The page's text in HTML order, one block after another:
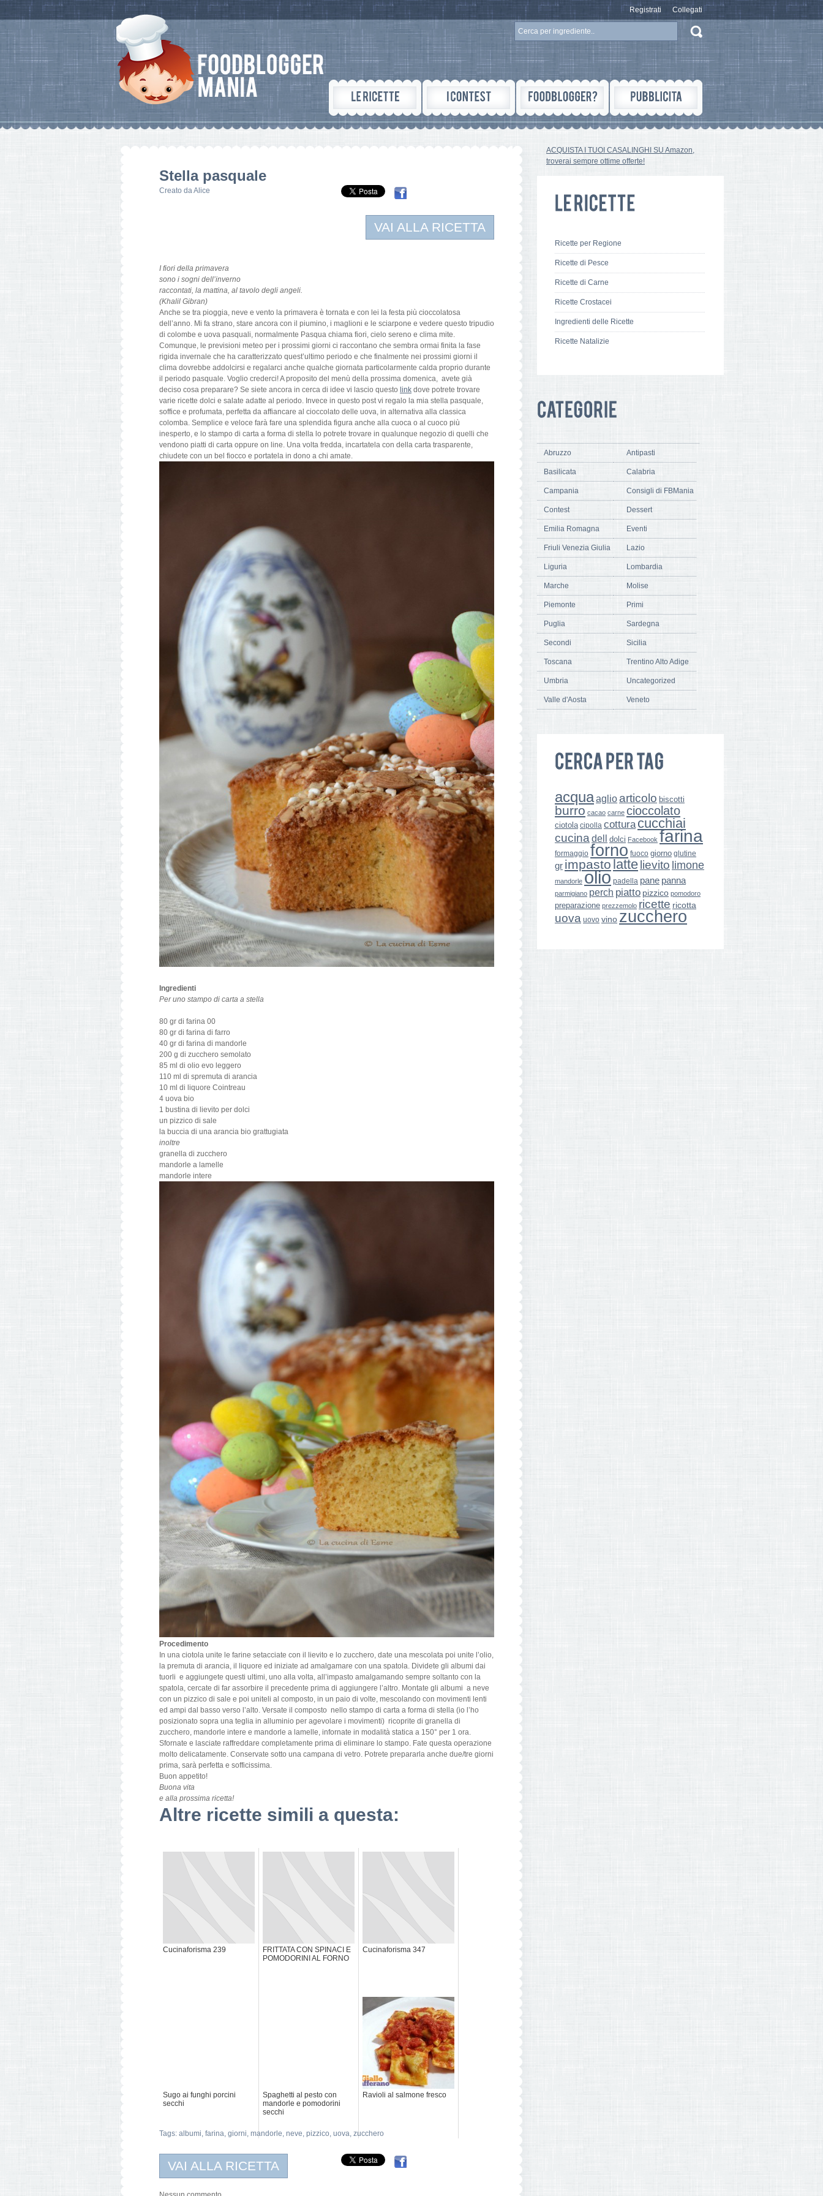
Registrati Collegati
Stella pasquale
Creato daAlice
VAI ALLA RICETTA
I fiori della primavera
sono i sogni dell’inverno
raccontati, la mattina, al tavolo degli angeli.
(Khalil Gibran)
Anche se tra pioggia, neve e vento la primavera è tornata e con lei la festa più cioccolatosa
dell’anno. Mi fa strano, stare ancora con il piumino, i maglioni e le sciarpone e vedere questo tripudio
di colombe e uova pasquali, normalmente Pasqua chiama fiori, cielo sereno e clima mite.
Comunque, le previsioni meteo per i prossimi giorni ci raccontano che sembra ormai finita la fase
rigida invernale che ha caratterizzato quest’ultimo periodo e che finalmente nei prossimi giorni il
clima dovrebbe addolcirsi e regalarci anche qualche giornata particolarmente calda proprio durante
il periodo pasquale. Voglio crederci! A proposito del menù della prossima domenica, avete già
deciso cosa preparare? Se siete ancora in cerca di idee vi lascio questo link dove potrete trovare
varie ricette dolci e salate adatte al periodo. Invece in questo post vi regalo la mia stella pasquale,
soffice e profumata, perfetta da affiancare al cioccolato delle uova, in alternativa alla classica
colomba. Semplice e veloce farà fare una splendida figura anche alla cuoca o al cuoco più
inesperto, e lo stampo di carta a forma di stella lo potrete trovare in qualunque negozio di quelli che
vendono piatti di carta oppure on line. Una volta fredda, incartatela con della carta trasparente,
chiudete con un bel fiocco e portatela in dono a chi amate.
Ingredienti
Per uno stampo di carta a stella
80 gr di farina 00
80 gr di farina di farro
40 gr di farina di mandorle
200 g di zucchero semolato
85 ml di olio evo leggero
110 ml di spremuta di arancia
10 ml di liquore Cointreau
4 uova bio
1 bustina di lievito per dolci
un pizzico di sale
la buccia di una arancia bio grattugiata
inoltre
granella di zucchero
mandorle a lamelle
mandorle intere
Procedimento
In una ciotola unite le farine setacciate con il lievito e lo zucchero, date una mescolata poi unite l’olio,
la premuta di arancia, il liquore ed iniziate ad amalgamare con una spatola. Dividete gli albumi dai
tuorli e aggiungete questi ultimi, uno alla volta, all’impasto amalgamando sempre soltanto con la
spatola, cercate di far assorbire il precedente prima di aggiungere l’altro. Montate gli albumi a neve
con un pizzico di sale e poi uniteli al composto, in un paio di volte, mescolando con movimenti lenti
ed ampi dal basso verso l’alto. Versate il composto nello stampo di carta a forma di stella (io l’ho
posizionato sopra una teglia in alluminio per agevolare i movimenti) ricoprite di granella di
zucchero, mandorle intere e mandorle a lamelle, infornate in modalità statica a 150° per 1 ora.
Sfornate e lasciate raffreddare completamente prima di eliminare lo stampo. Fate questa operazione
molto delicatamente. Conservate sotto una campana di vetro. Potrete prepararla anche due/tre giorni
prima, sarà perfetta e sofficissima.
Buon appetito!
Buona vita
e alla prossima ricetta!
Altre ricette simili a questa:
Cucinaforisma 239
FRITTATA CON SPINACI E
POMODORINI AL FORNO
Cucinaforisma 347
Sugo ai funghi porcini
secchi
Spaghetti al pesto con
mandorle e pomodorini
secchi
Ravioli al salmone fresco
Tags: albumi, farina, giorni, mandorle, neve, pizzico, uova, zucchero
VAI ALLA RICETTA
ACQUISTA I TUOI CASALINGHI SU Amazon,
troverai sempre ottime offerte!
Ricette per Regione
Ricette di Pesce
Ricette di Carne
Ricette Crostacei
Ingredienti delle Ricette
Ricette Natalizie
Abruzzo Antipasti
Basilicata Calabria
Campania Consigli di FBMania
Contest Dessert
Emilia Romagna Eventi
Friuli Venezia Giulia Lazio
Liguria Lombardia
Marche Molise
Piemonte Primi
Puglia Sardegna
Secondi Sicilia
Toscana Trentino Alto Adige
Umbria Uncategorized
Valle d'Aosta Veneto
acquaaglio articolo biscotti
burro cacao carne cioccolato
ciotola cipolla cottura cucchiai
cucina dell dolci Facebook farina
formaggio forno fuoco giorno glutine
gr impasto latte lievito limone
mandorle olio padella pane panna
parmigiano perch piatto pizzico pomodoro
preparazione prezzemolo ricette ricotta
uova uovo vino zucchero